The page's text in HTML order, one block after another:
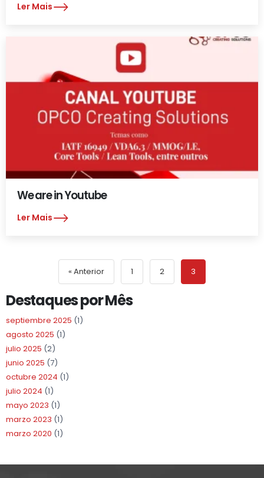
Ler Mais
We are in Youtube
Ler Mais
« Anterior 1 2 3
Destaques por Mês
septiembre 2025 (1)
agosto 2025 (1)
julio 2025 (2)
junio 2025 (7)
octubre 2024 (1)
julio 2024 (1)
mayo 2023 (1)
marzo 2023 (1)
marzo 2020 (1)